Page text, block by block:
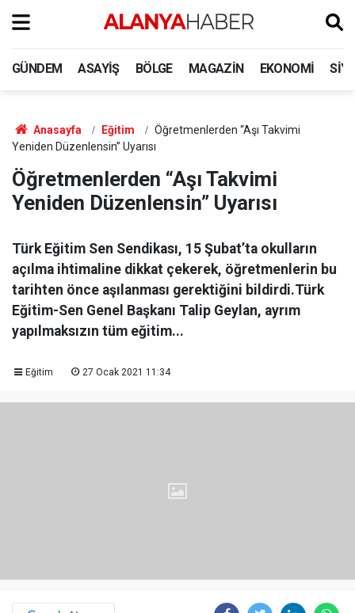
GÜNDEM ASAYIŞ BÖLGE MAGAZIN EKONOMI
Anasayfa Eğitim
Öğretmenlerden “Aşı Takvimi
Yeniden Düzenlensin” Uyarısı
Öğretmenlerden “Aşı Takvimi
Yeniden Düzenlensin” Uyarısı
Türk Eğitim Sen Sendikası, 15 Şubat’ta okulların
açılma ihtimaline dikkat çekerek, öğretmenlerin bu
tarihten önce aşılanması gerektiğini bildirdi.Türk
Eğitim-Sen Genel Başkanı Talip Geylan, ayrım
yapılmaksızın tüm eğitim...
Eğitim 27 Ocak 2021 11:34